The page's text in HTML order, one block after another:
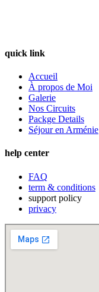
quick link
Accueil
À propos de Moi
Galerie
Nos Circuits
Packge Details
Séjour en Arménie
help center
FAQ
term & conditions
support policy
privacy